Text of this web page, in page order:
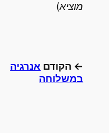
מוציא)
← הקודם אנרגיה
במשלוחה